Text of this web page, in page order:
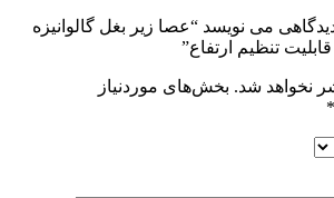
می نویسد “عصا زیر بغل گالوانیزه
تنظیم ارتفاع”
نخواهد شد. بخش‌های موردنیاز
*